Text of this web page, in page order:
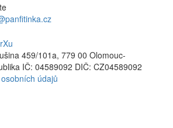
459/101a, 779 00 Olomouc-
IČ: 04589092 DIČ: CZ04589092
údajů